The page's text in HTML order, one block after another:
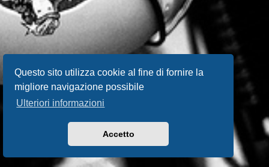
Questo sito utilizza cookie al fine di fornire la
migliore navigazione possibile
Ulteriori informazioni
Accetto